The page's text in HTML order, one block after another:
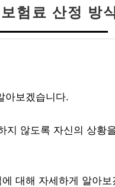
험료 산정 방
아보겠습니다.
지 않도록 자신의 상황
대해 자세하게 알아보